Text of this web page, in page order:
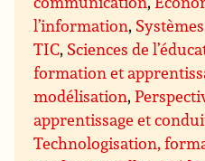
l’information,
TIC, Sciences de
formation et
modélisation,
apprentissage et
Technologisation,